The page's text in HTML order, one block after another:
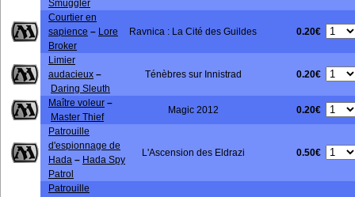
Smuggler
Courtier en
sapience –
Lore
Broker
Ravnica : La Cité des Guildes 0.20€
Limier
audacieux –
Daring Sleuth
Ténèbres sur Innistrad 0.20€
Maître voleur –
Master Thief
Magic 2012 0.20€
Patrouille
d'espionnage de
Hada – Hada Spy
Patrol
L'Ascension des Eldrazi 0.50€
Patrouille